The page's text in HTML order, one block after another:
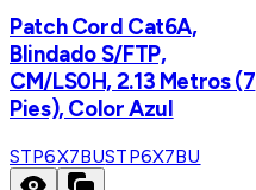
Patch Cord Cat6A,
Blindado S/FTP,
CM/LS0H, 2.13 Metros (7
Pies), Color Azul
STP6X7BUSTP6X7BU